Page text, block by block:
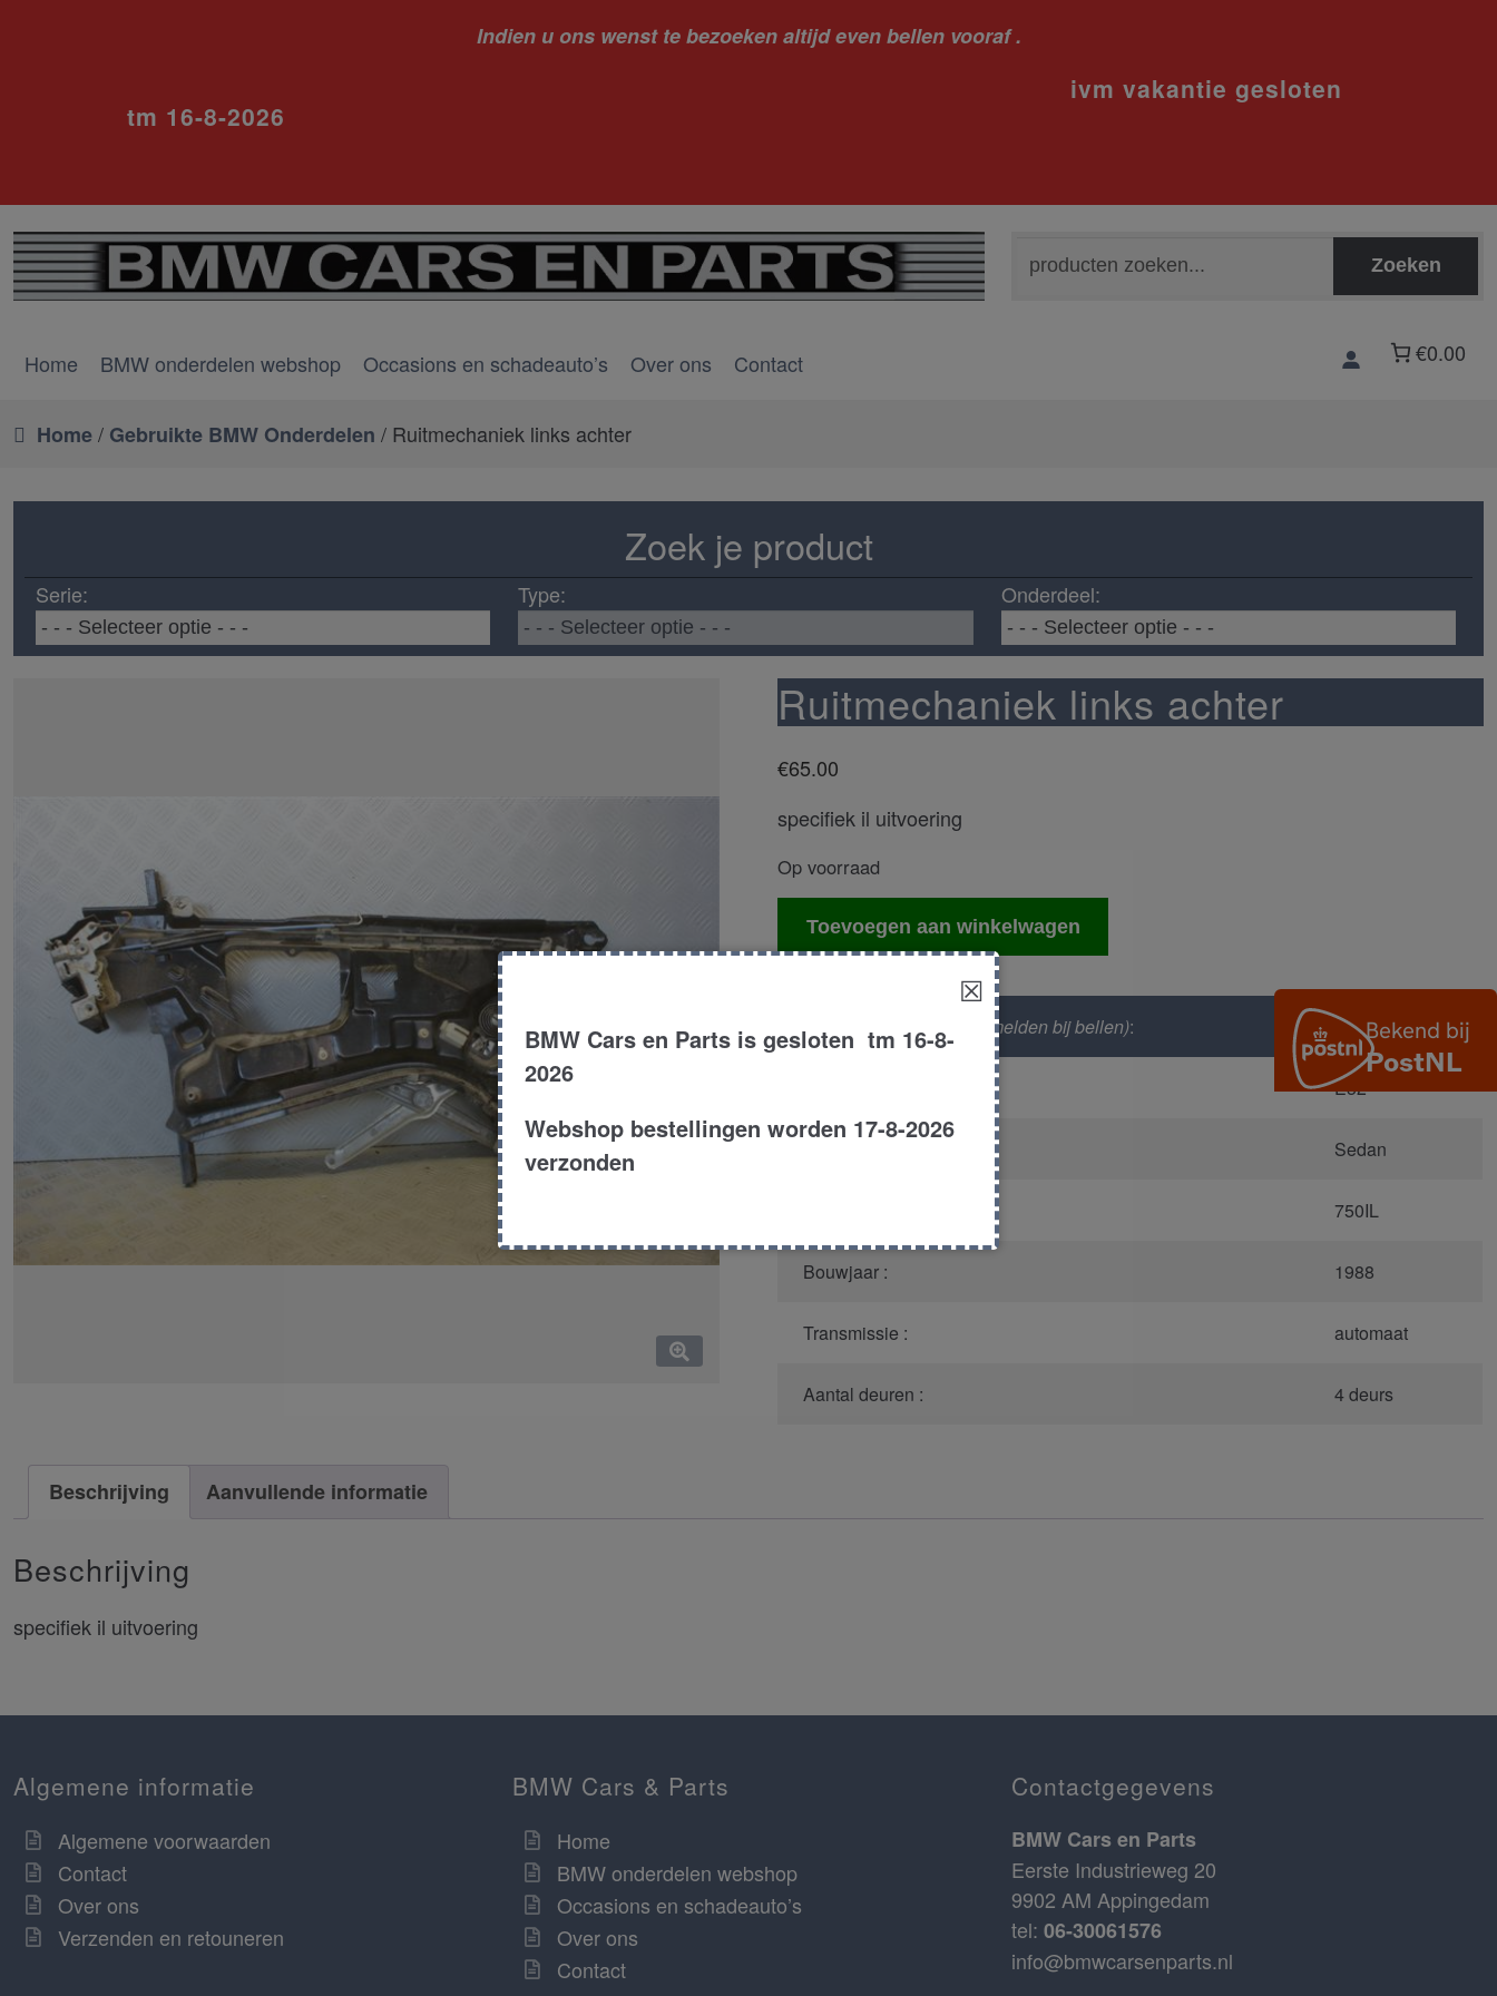
Indien u ons wenst te bezoeken altijd even bellen vooraf .
ivm vakantie gesloten
tm 16-8-2026
naar:
Zoeken
Home BMW onderdelen webshop Occasions en schadeauto’s Over ons Contact €0.00
Home/ Gebruikte BMW Onderdelen / Ruitmechaniek links achter
Zoek je product
Serie: Type: Onderdeel:
Ruitmechaniek links achter
€65.00
specifiek il uitvoering
Op voorraad
Ruitmechaniek
links
Toevoegen aan winkelwagen
Productnummer (graag melden bij bellen): 20633
E32
Sedan
750IL
Bouwjaar : 1988
Transmissie : automaat
Aantal deuren : 4 deurs
Beschrijving Aanvullende informatie
Beschrijving
specifiek il uitvoering
Algemene informatie
Algemene voorwaarden
Contact
Over ons
Verzenden en retouneren
BMW Cars & Parts
Home
BMW onderdelen webshop
Occasions en schadeauto’s
Over ons
Contact
Contactgegevens
BMW Cars en Parts
Eerste Industrieweg 20
9902 AM Appingedam
tel: 06-30061576
info@bmwcarsenparts.nl
☒
BMW Cars en Parts is gesloten tm 16-8-
2026
Webshop bestellingen worden 17-8-2026
verzonden